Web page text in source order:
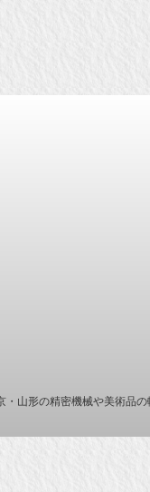
・山形の精密機械や美術品